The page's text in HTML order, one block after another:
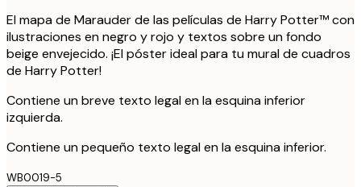
El mapa de Marauder de las películas de Harry Potter™ con
ilustraciones en negro y rojo y textos sobre un fondo
beige envejecido. ¡El póster ideal para tu mural de cuadros
de Harry Potter!
Contiene un breve texto legal en la esquina inferior
izquierda.
Contiene un pequeño texto legal en la esquina inferior.
WB0019-5